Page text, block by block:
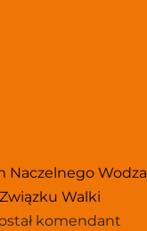
Naczelnego Wodza
Walki
komendant